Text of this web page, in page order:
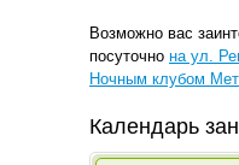
Возможно вас
посуточно на ул.
Ночным клубом
Календарь